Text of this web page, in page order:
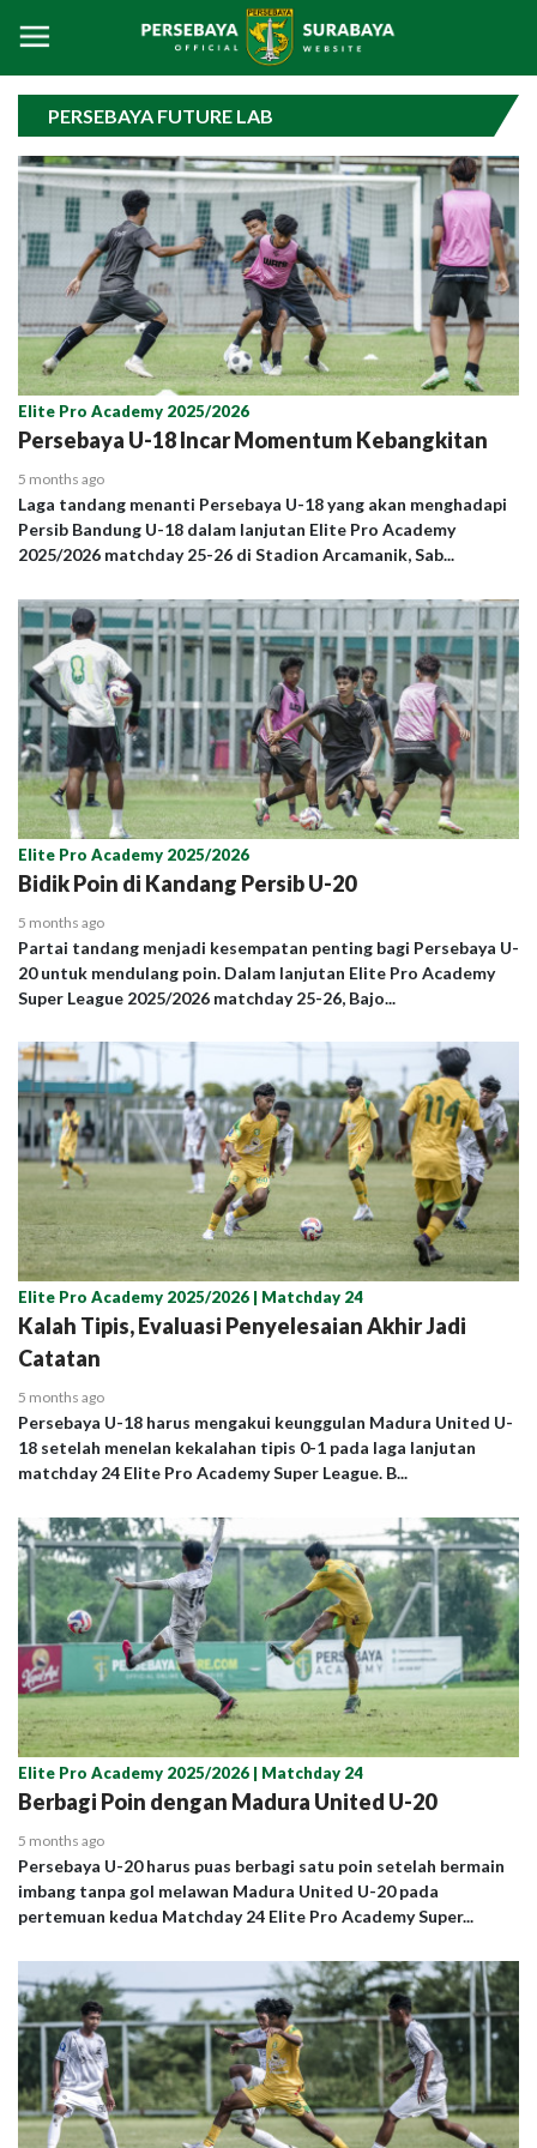
PERSEBAYA FUTURE LAB
Elite Pro Academy 2025/2026
Persebaya U-18 Incar Momentum Kebangkitan
5 months ago
Laga tandang menanti Persebaya U-18 yang akan menghadapi
Persib Bandung U-18 dalam lanjutan Elite Pro Academy
2025/2026 matchday 25-26 di Stadion Arcamanik, Sab...
Elite Pro Academy 2025/2026
Bidik Poin di Kandang Persib U-20
5 months ago
Partai tandang menjadi kesempatan penting bagi Persebaya U-
20 untuk mendulang poin. Dalam lanjutan Elite Pro Academy
Super League 2025/2026 matchday 25-26, Bajo...
Elite Pro Academy 2025/2026 | Matchday 24
Kalah Tipis, Evaluasi Penyelesaian Akhir Jadi
Catatan
5 months ago
Persebaya U-18 harus mengakui keunggulan Madura United U-
18 setelah menelan kekalahan tipis 0-1 pada laga lanjutan
matchday 24 Elite Pro Academy Super League. B...
Elite Pro Academy 2025/2026 | Matchday 24
Berbagi Poin dengan Madura United U-20
5 months ago
Persebaya U-20 harus puas berbagi satu poin setelah bermain
imbang tanpa gol melawan Madura United U-20 pada
pertemuan kedua Matchday 24 Elite Pro Academy Super...